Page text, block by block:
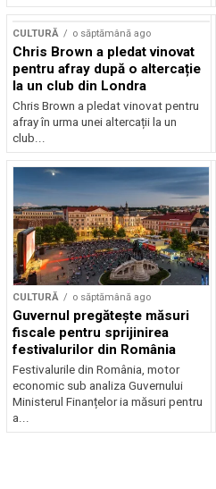
CULTURĂ o săptămână ago
Chris Brown a pledat vinovat
pentru afray după o altercație
la un club din Londra
Chris Brown a pledat vinovat pentru
afray în urma unei altercații la un
club...
CULTURĂ o săptămână ago
Guvernul pregătește măsuri
fiscale pentru sprijinirea
festivalurilor din România
Festivalurile din România, motor
economic sub analiza Guvernului
Ministerul Finanțelor ia măsuri pentru
a...